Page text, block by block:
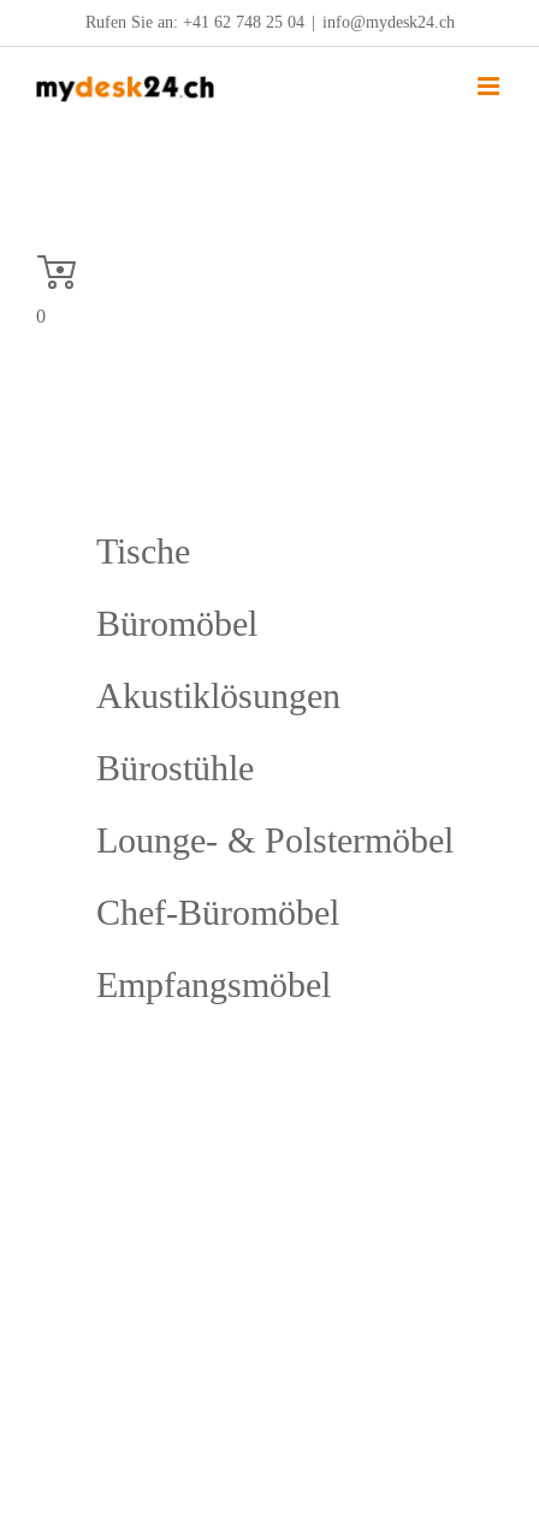
Inhalt
springen
Rufen Sie an: +41 62 748 25 04 info@mydesk24.ch
0
Tische
Büromöbel
Akustiklösungen
Bürostühle
Lounge- & Polstermöbel
Chef-Büromöbel
Empfangsmöbel